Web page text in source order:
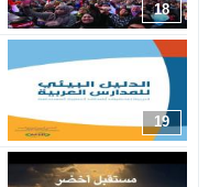
18
19